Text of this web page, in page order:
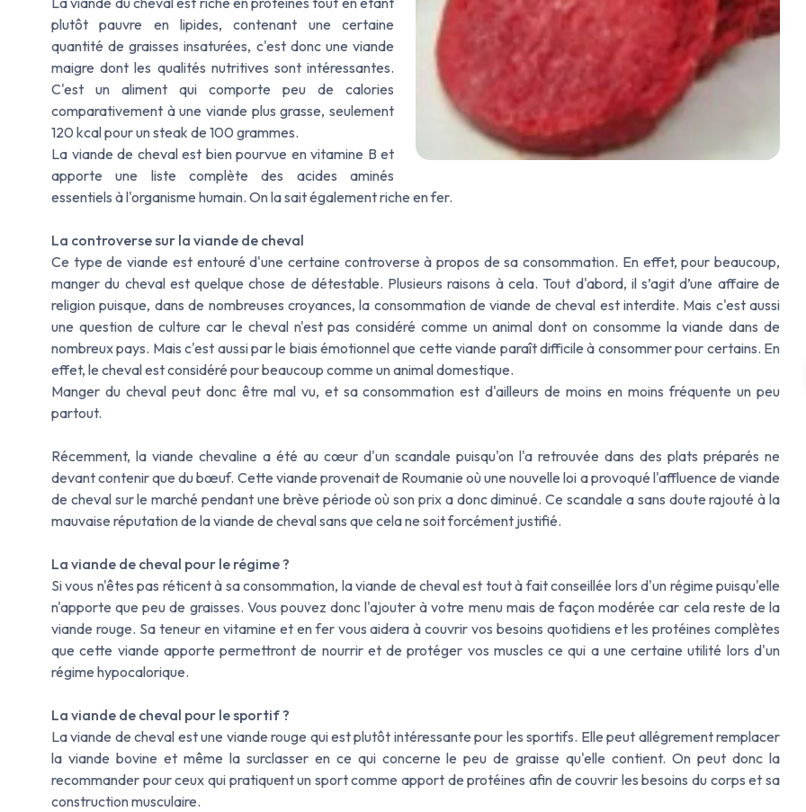
plutôt pauvre en lipides, contenant une certaine
quantité de graisses insaturées, c'est donc une viande
maigre dont les qualités nutritives sont intéressantes.
C'est un aliment qui comporte peu de calories
comparativement à une viande plus grasse, seulement
120 kcal pour un steak de 100 grammes.
La viande de cheval est bien pourvue en vitamine B et
apporte une liste complète des acides aminés
essentiels à l'organisme humain. On la sait également riche en fer.
La controverse sur la viande de cheval
Ce type de viande est entouré d'une certaine controverse à propos de sa consommation. En effet, pour beaucoup,
manger du cheval est quelque chose de détestable. Plusieurs raisons à cela. Tout d'abord, il s’agit d’une affaire de
religion puisque, dans de nombreuses croyances, la consommation de viande de cheval est interdite. Mais c'est aussi
une question de culture car le cheval n'est pas considéré comme un animal dont on consomme la viande dans de
nombreux pays. Mais c'est aussi par le biais émotionnel que cette viande paraît difficile à consommer pour certains. En
effet, le cheval est considéré pour beaucoup comme un animal domestique.
Manger du cheval peut donc être mal vu, et sa consommation est d'ailleurs de moins en moins fréquente un peu
partout.
Récemment, la viande chevaline a été au cœur d'un scandale puisqu'on l'a retrouvée dans des plats préparés ne
devant contenir que du bœuf. Cette viande provenait de Roumanie où une nouvelle loi a provoqué l'affluence de viande
de cheval sur le marché pendant une brève période où son prix a donc diminué. Ce scandale a sans doute rajouté à la
mauvaise réputation de la viande de cheval sans que cela ne soit forcément justifié.
La viande de cheval pour le régime ?
Si vous n'êtes pas réticent à sa consommation, la viande de cheval est tout à fait conseillée lors d'un régime puisqu'elle
n'apporte que peu de graisses. Vous pouvez donc l'ajouter à votre menu mais de façon modérée car cela reste de la
viande rouge. Sa teneur en vitamine et en fer vous aidera à couvrir vos besoins quotidiens et les protéines complètes
que cette viande apporte permettront de nourrir et de protéger vos muscles ce qui a une certaine utilité lors d'un
régime hypocalorique.
La viande de cheval pour le sportif ?
La viande de cheval est une viande rouge qui est plutôt intéressante pour les sportifs. Elle peut allégrement remplacer
la viande bovine et même la surclasser en ce qui concerne le peu de graisse qu'elle contient. On peut donc la
recommander pour ceux qui pratiquent un sport comme apport de protéines afin de couvrir les besoins du corps et sa
construction musculaire.